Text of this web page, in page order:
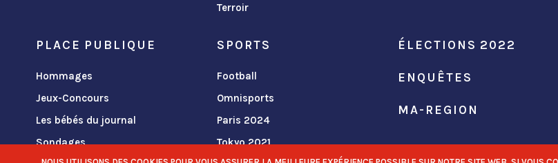
Terroir
PLACE PUBLIQUE
Hommages
Jeux-Concours
Les bébés du journal
Sondages
SPORTS
Football
Omnisports
Paris 2024
Tokyo 2021
ÉLECTIONS 2022
ENQUÊTES
MA-REGION